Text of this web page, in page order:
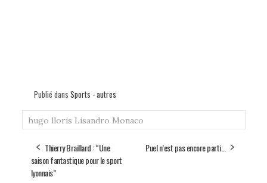
Publié dans Sports - autres
hugo lloris Lisandro Monaco
Thierry Braillard : “Une
saison fantastique pour le sport
lyonnais”
Puel n’est pas encore parti…